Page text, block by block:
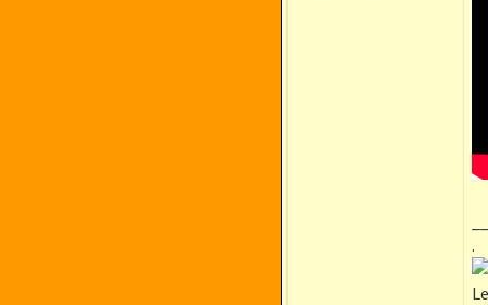
.